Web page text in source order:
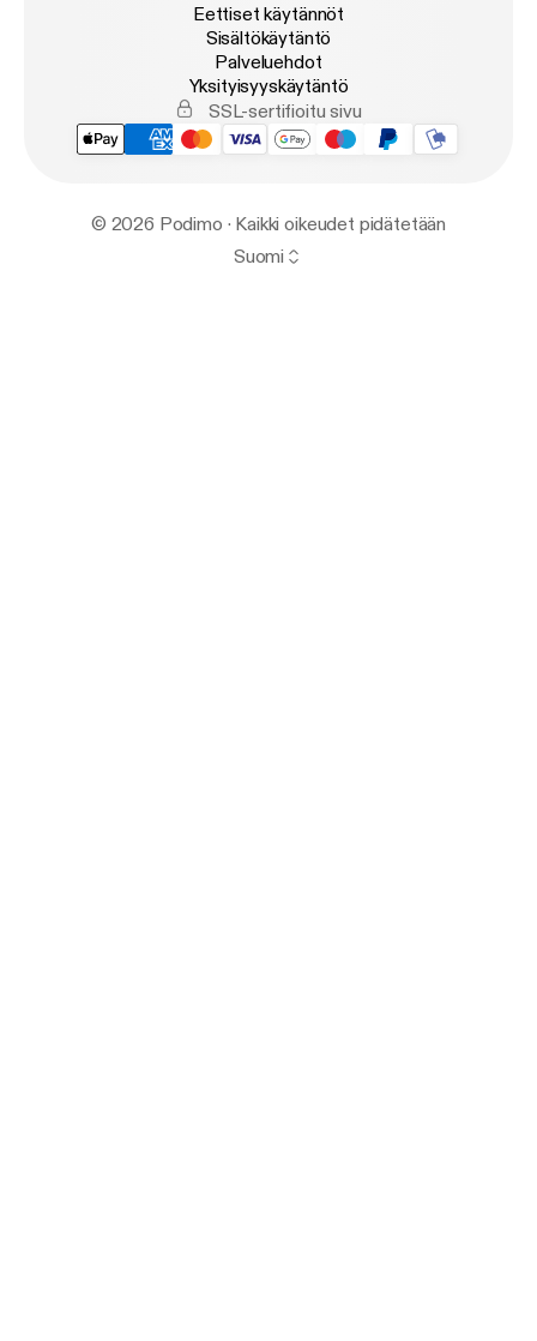
Eettiset käytännöt
Sisältökäytäntö
Palveluehdot
Yksityisyyskäytäntö
SSL-sertifioitu sivu
© 2026 Podimo · Kaikki oikeudet pidätetään
Suomi